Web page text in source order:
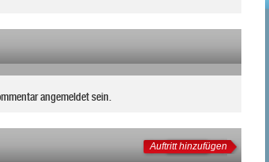
angemeldet sein.
Auftritt hinzufügen